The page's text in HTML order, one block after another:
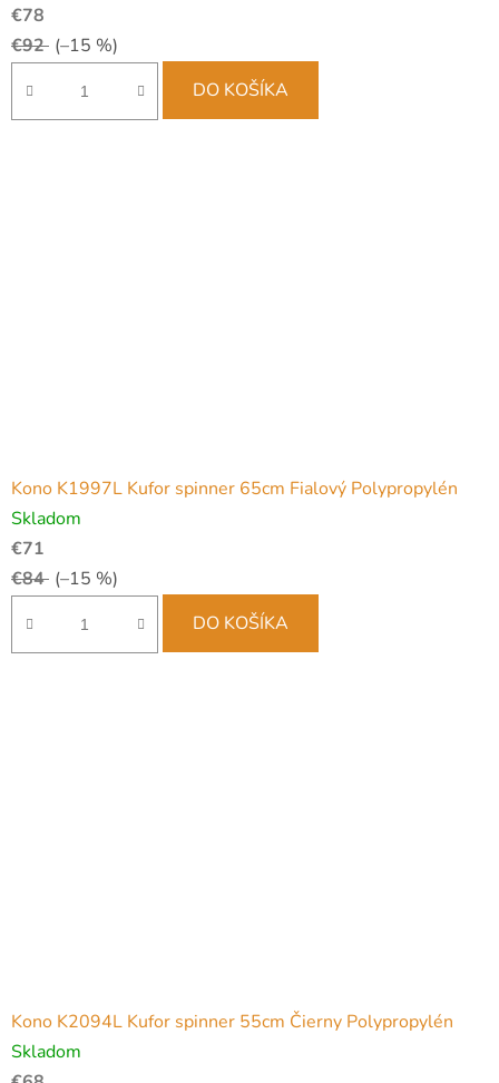
€78
€92 (–15 %)
DO KOŠÍKA
Kono K1997L Kufor spinner 65cm Fialový Polypropylén
Skladom
€71
€84 (–15 %)
DO KOŠÍKA
Kono K2094L Kufor spinner 55cm Čierny Polypropylén
Skladom